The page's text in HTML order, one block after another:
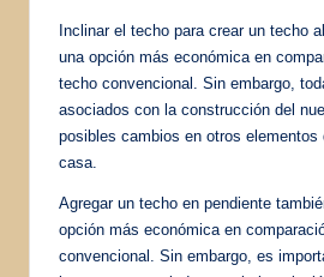
Inclinar el techo para crear un techo
una opción más económica en
techo convencional. Sin embargo,
asociados con la construcción del
posibles cambios en otros elementos
casa.
Agregar un techo en pendiente
opción más económica en
convencional. Sin embargo, es